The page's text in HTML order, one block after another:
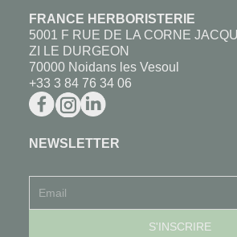
FRANCE HERBORISTERIE
5001 F RUE DE LA CORNE
ZI LE DURGEON
70000 Noidans les Vesoul
+33 3 84 76 34 06
NEWSLETTER